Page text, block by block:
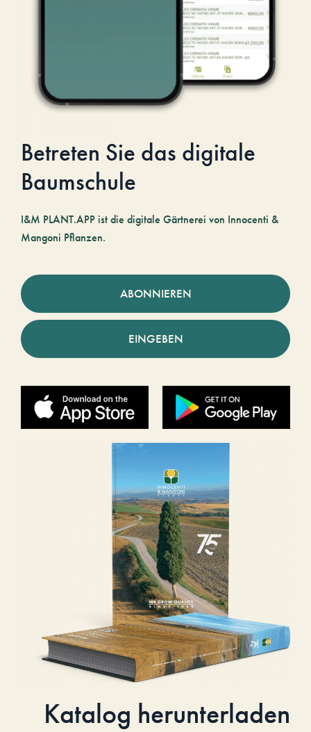
Betreten Sie das digitale
Baumschule
I&M PLANT.APP ist die digitale Gärtnerei von Innocenti &
Mangoni Pflanzen.
ABONNIEREN
EINGEBEN
Katalog herunterladen